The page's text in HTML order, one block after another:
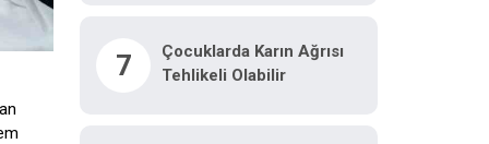
7
Çocuklarda Karın Ağrısı
Tehlikeli Olabilir